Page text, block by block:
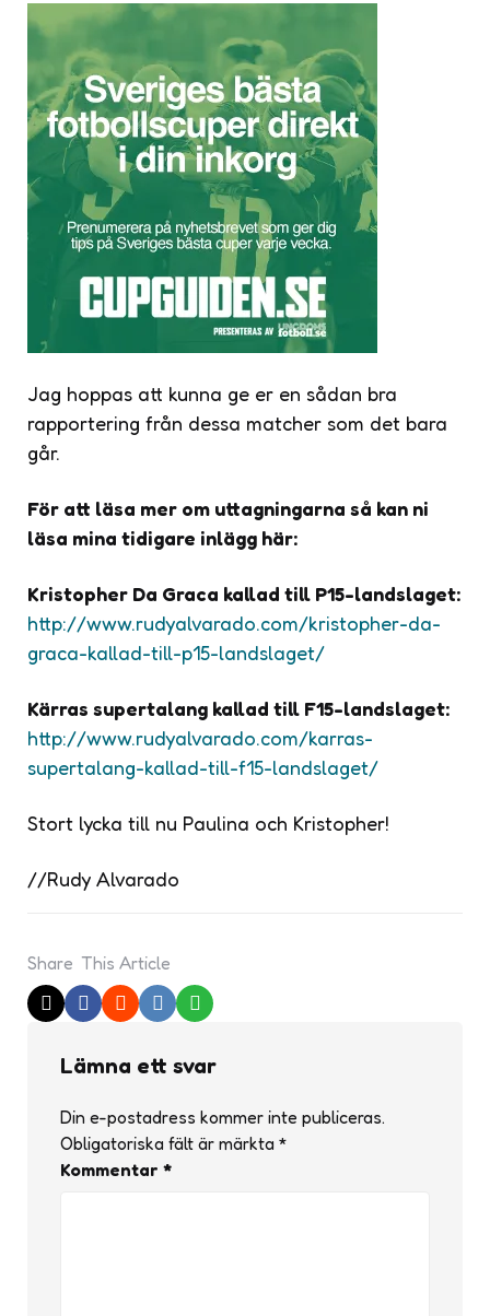
Jag hoppas att kunna ge er en sådan bra
rapportering från dessa matcher som det bara
går.
För att läsa mer om uttagningarna så kan ni
läsa mina tidigare inlägg här:
Kristopher Da Graca kallad till P15-landslaget:
http://www.rudyalvarado.com/kristopher-da-
graca-kallad-till-p15-landslaget/
Kärras supertalang kallad till F15-landslaget:
http://www.rudyalvarado.com/karras-
supertalang-kallad-till-f15-landslaget/
Stort lycka till nu Paulina och Kristopher!
//Rudy Alvarado
Share This Article
Lämna ett svar
Din e-postadress kommer inte publiceras.
Obligatoriska fält är märkta *
Kommentar *